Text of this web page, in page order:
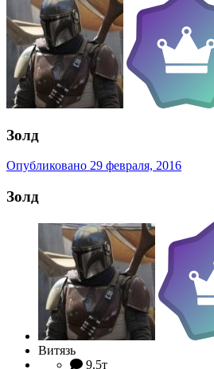
Золд
Опубликовано 29 февраля, 2016
Золд
Витязь
9.5т